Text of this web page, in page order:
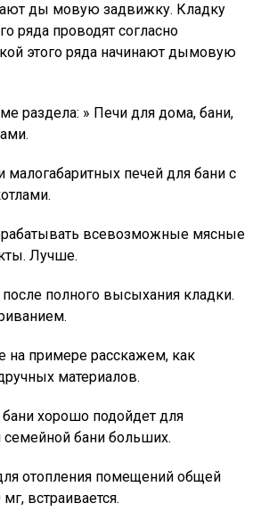
ды мовую задвижку. Кладку
ряда проводят согласно
этого ряда начинают дымовую
раздела: » Печи для дома, бани,
малогабаритных печей для бани с
всевозможные мясные
Лучше.
после полного высыхания кладки.
на примере расскажем, как
материалов.
хорошо подойдет для
бани больших.
отопления помещений общей
встраивается.